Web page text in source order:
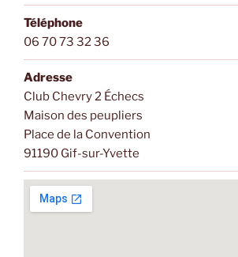
Téléphone
06 70 73 32 36
Adresse
Club Chevry 2 Échecs
Maison des peupliers
Place de la Convention
91190 Gif-sur-Yvette